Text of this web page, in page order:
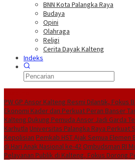
BNN Kota Palangka Raya
Budaya
Opini
Olahraga
Religi
Cerita Dayak Kalteng
Indeks
PW GP Ansor Kalteng Resmi Dilantik, Fokus
Ekonomi Kader dan Perkuat Peran Banser
Kalteng Dukung Pemuda Ansor Jadi Garda
Karhutla Universitas Palangka Raya Perkuat
Kepolisian Pemkab HST Ajak Semua
di Hari Anak Nasional ke-42 Ombudsman RI
Pelayanan Publik di Kalteng, Fokus Dorong